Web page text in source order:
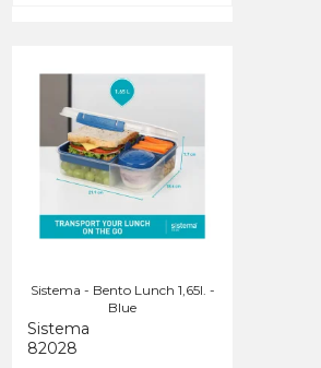
Sistema - Bento Lunch 1,65l. -
Blue
Sistema
82028